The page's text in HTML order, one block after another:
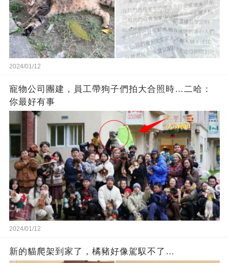
2024/01/12
寵物公司團建，員工帶狗子們拍大合照時…二哈：
你最好有事
2024/01/12
新的貓爬架到家了，橘豬好像駕馭不了…